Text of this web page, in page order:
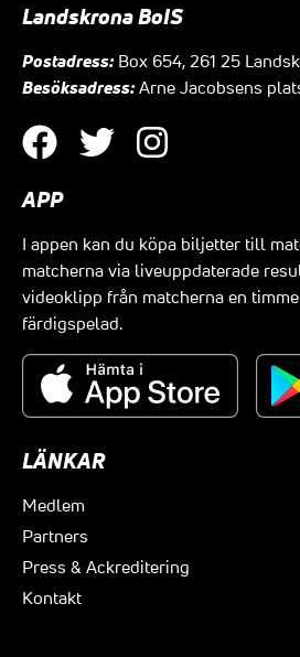
Landskrona BoIS
Postadress: Box 654, 261 25
Besöksadress: Arne Jacobsens
APP
I appen kan du köpa biljetter till
matcherna via liveuppdaterade
videoklipp från matcherna en
färdigspelad.
LÄNKAR
Medlem
Partners
Press & Ackreditering
Kontakt